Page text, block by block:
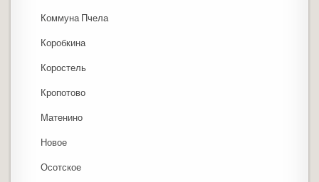
Коммуна Пчела
Коробкина
Коростель
Кропотово
Матенино
Новое
Осотское